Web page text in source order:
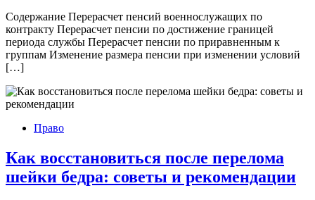
Содержание Перерасчет пенсий военнослужащих по
контракту Перерасчет пенсии по достижение границей
периода службы Перерасчет пенсии по приравненным к
группам Изменение размера пенсии при изменении условий
[…]
Право
Как восстановиться после перелома
шейки бедра: советы и рекомендации